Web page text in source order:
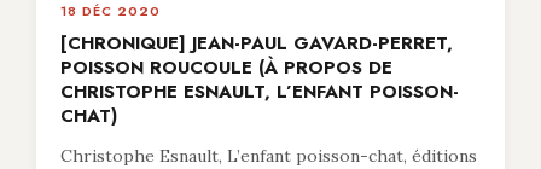
18 DÉC 2020
[CHRONIQUE] JEAN-PAUL GAVARD-PERRET,
POISSON ROUCOULE (À PROPOS DE
CHRISTOPHE ESNAULT, L’ENFANT POISSON-
CHAT)
Christophe Esnault, L’enfant poisson-chat, éditions